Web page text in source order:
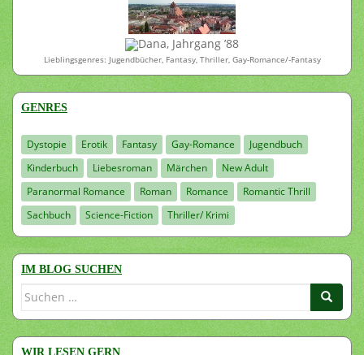
Dana, Jahrgang ’88
Lieblingsgenres: Jugendbücher, Fantasy, Thriller, Gay-Romance/-Fantasy
GENRES
Dystopie Erotik Fantasy Gay-Romance
Jugendbuch
Kinderbuch
Liebesroman Märchen
New Adult
Paranormal Romance
Roman Romance
Romantic Thrill
Sachbuch
Science-Fiction Thriller/ Krimi
IM BLOG SUCHEN
Suchen
WIR LESEN GERN